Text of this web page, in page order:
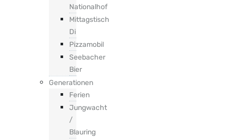
Nationalhof
Mittagstisch
Di
Pizzamobil
Seebacher
Bier
Generationen
Ferien
Jungwacht
/
Blauring